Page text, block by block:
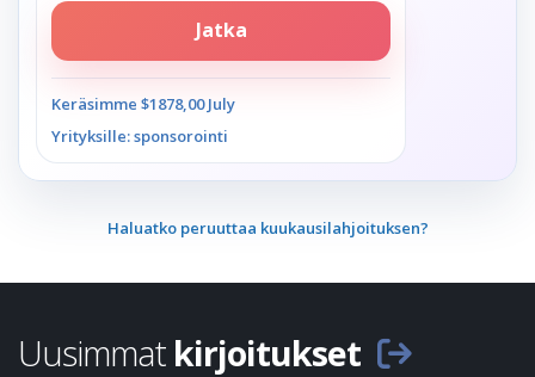
Jatka
Keräsimme $1878,00 July
Yrityksille: sponsorointi
Haluatko peruuttaa kuukausilahjoituksen?
Uusimmat kirjoitukset